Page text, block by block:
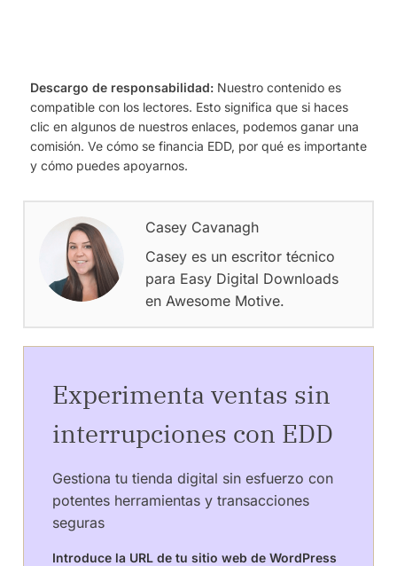
Descargo de responsabilidad: Nuestro contenido es
compatible con los lectores. Esto significa que si haces
clic en algunos de nuestros enlaces, podemos ganar una
comisión. Ve cómo se financia EDD, por qué es importante
y cómo puedes apoyarnos.
Casey Cavanagh
Casey es un escritor técnico
para Easy Digital Downloads
en Awesome Motive.
Experimenta ventas sin
interrupciones con EDD
Gestiona tu tienda digital sin esfuerzo con
potentes herramientas y transacciones
seguras
Introduce la URL de tu sitio web de WordPress